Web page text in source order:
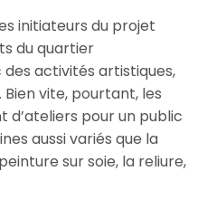
initiateurs du projet
du quartier
activités artistiques,
vite, pourtant, les
d’ateliers pour un public
aussi variés que la
sur soie, la reliure,